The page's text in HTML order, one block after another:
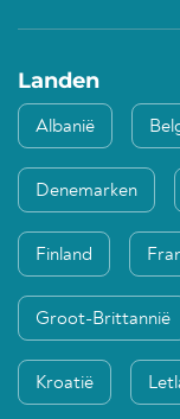
Landen
Albanië
Denemarken
Finland
Groot-Brittannië
Kroatië